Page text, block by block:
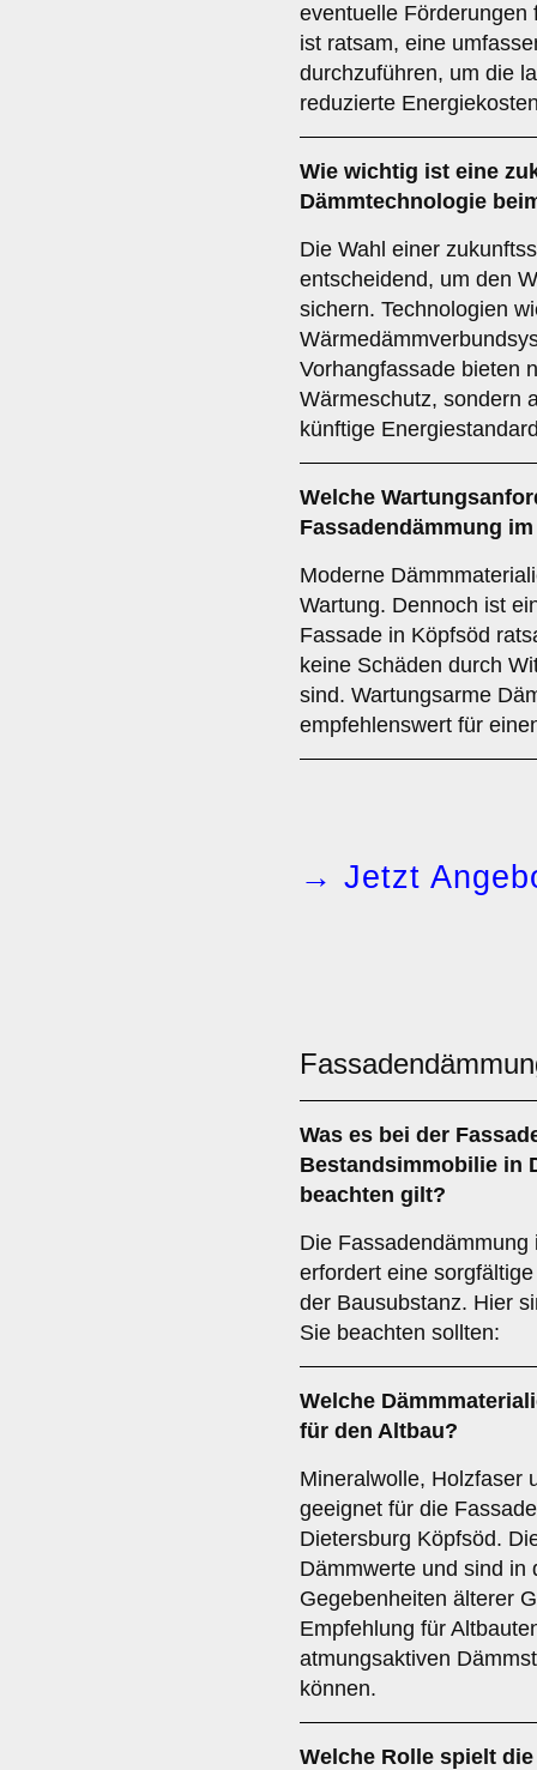
eventuelle Förderungen
ist ratsam, eine
durchzuführen, um die
reduzierte
Wie wichtig ist eine
Dämmtechnologie
Die Wahl einer
entscheidend, um den
sichern. Technologien
Vorhangfassade bieten
Wärmeschutz, sondern
künftige
Welche
Fassadendämmung
Moderne
Wartung. Dennoch ist
Fassade in Köpfsöd
keine Schäden durch
sind. Wartungsarme
empfehlenswert für
→ Jetzt
Was es bei der
Bestandsimmobilie in
beachten gilt?
Die
erfordert eine
der Bausubstanz. Hier
Sie beachten sollten:
Welche
für den Altbau?
Mineralwolle, Holzfaser
geeignet für die
Dietersburg Köpfsöd.
Dämmwerte und sind in
Gegebenheiten älterer
Empfehlung für
atmungsaktiven
können.
Welche Rolle spielt